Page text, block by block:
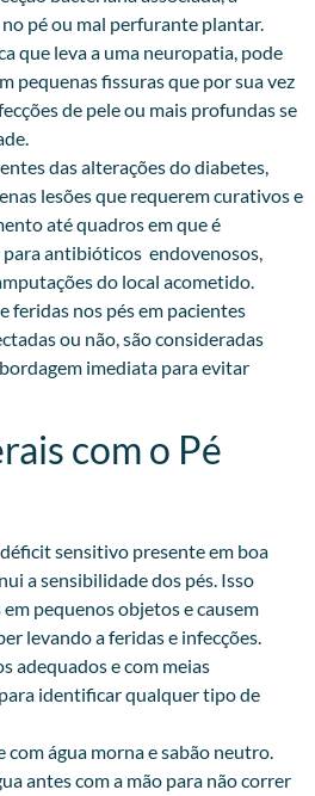
pé ou mal perfurante plantar.
que leva a uma neuropatia, pode
pequenas fissuras que por sua vez
de pele ou mais profundas se
das alterações do diabetes,
lesões que requerem curativos e
até quadros em que é
antibióticos endovenosos,
do local acometido.
feridas nos pés em pacientes
ou não, são consideradas
imediata para evitar
com o Pé
sensitivo presente em boa
a sensibilidade dos pés. Isso
pequenos objetos e causem
levando a feridas e infecções.
adequados e com meias
identificar qualquer tipo de
com água morna e sabão neutro.
antes com a mão para não correr